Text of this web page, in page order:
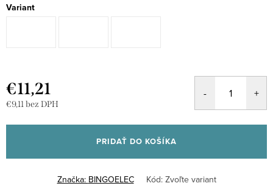
Variant
€11,21
€9,11 bez DPH
cena:
PRIDAŤ DO KOŠÍKA
Značka: BINGOELEC Kód: Zvoľte variant